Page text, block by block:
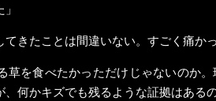
きたことは間違いない。すごく痛かっ
草を食べたかっただけじゃないのか
何かキズでも残るような証拠はあるの